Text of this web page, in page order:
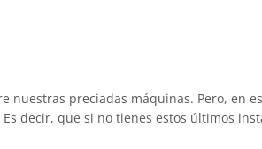
preciadas máquinas. Pero, en
Es decir, que si no tienes estos últimos